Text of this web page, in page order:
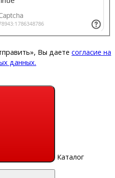
Вы даете согласие на
данных.
Каталог